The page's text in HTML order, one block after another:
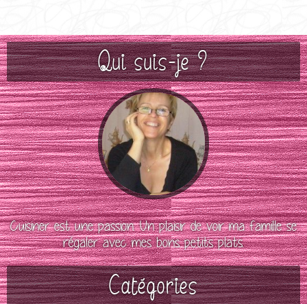
Qui suis-je ?
Cuisiner est une passion. Un plaisir de voir ma famille se
régaler avec mes bons petits plats.
Catégories